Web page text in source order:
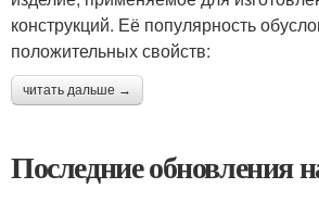
конструкций. Её популярность
положительных свойств:
читать дальше →
Последние обновления